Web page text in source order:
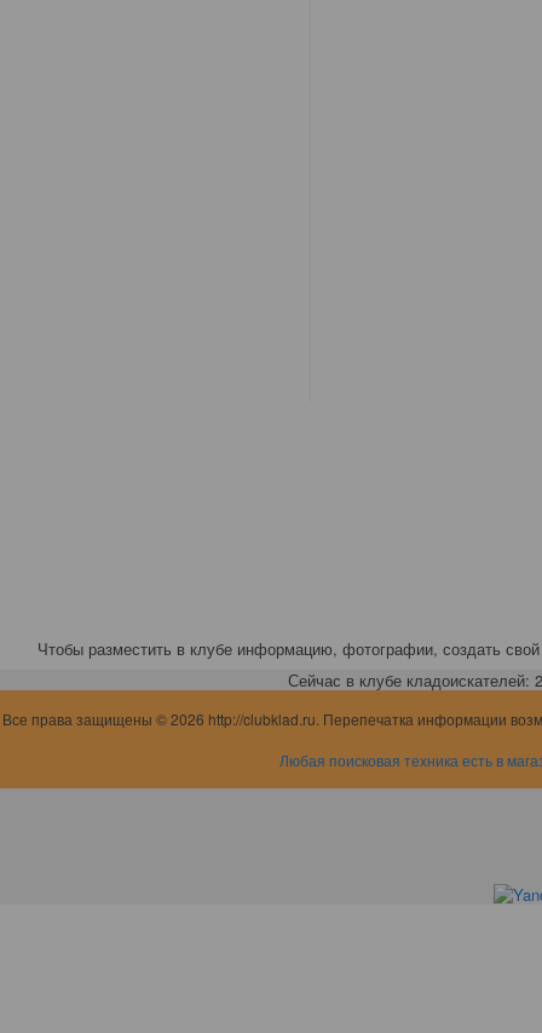
Чтобы разместить в клубе информацию, фотографии, создать свой
Сейчас в клубе кладоискателей:
Все права защищены © 2026 http://clubklad.ru. Перепечатка информации
Любая поисковая техника есть в